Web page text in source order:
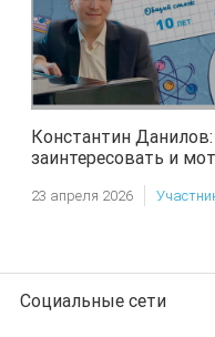
Константин
заинтересовать и
музыку»
23 апреля 2026
Социальные сети